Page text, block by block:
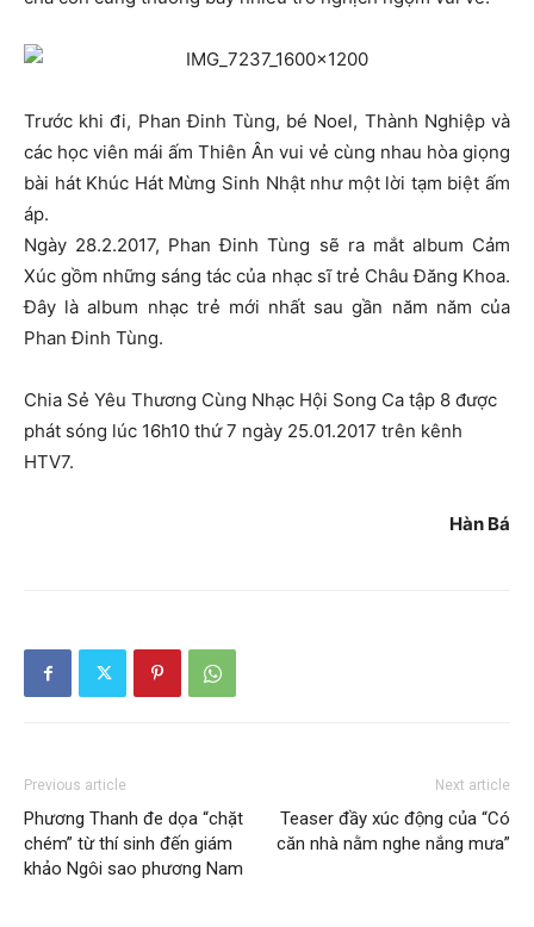
Trước khi đi, Phan Đinh Tùng, bé Noel, Thành Nghiệp và
các học viên mái ấm Thiên Ân vui vẻ cùng nhau hòa giọng
bài hát Khúc Hát Mừng Sinh Nhật như một lời tạm biệt ấm
áp.
Ngày 28.2.2017, Phan Đinh Tùng sẽ ra mắt album Cảm
Xúc gồm những sáng tác của nhạc sĩ trẻ Châu Đăng Khoa.
Đây là album nhạc trẻ mới nhất sau gần năm năm của
Phan Đinh Tùng.
Chia Sẻ Yêu Thương Cùng Nhạc Hội Song Ca tập 8 được
phát sóng lúc 16h10 thứ 7 ngày 25.01.2017 trên kênh
HTV7.
Hàn Bá
Previous article
Phương Thanh đe dọa “chặt
chém” từ thí sinh đến giám
khảo Ngôi sao phương Nam
Next article
Teaser đầy xúc động của “Có
căn nhà nằm nghe nắng mưa”